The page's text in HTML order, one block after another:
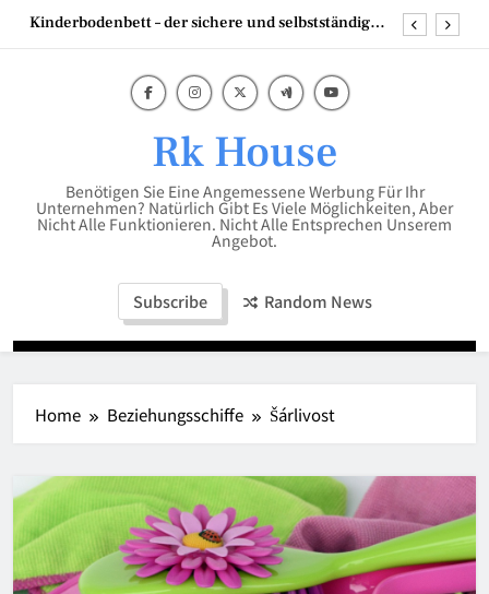
SkipKinderbodenbett – der sichere und selbstständige
Scheren Stehtisch in 110 cm hoch – die perfekte
Lösung für flexible Events
Die besten Strategien mit Backlinks Pakete für
Kinderbodenbett – der sichere und selbstständige
Start ins Schlafabenteuer
Rk House
Benötigen Sie Eine Angemessene Werbung Für Ihr
Unternehmen? Natürlich Gibt Es Viele Möglichkeiten, Aber
Nicht Alle Funktionieren. Nicht Alle Entsprechen Unserem
Angebot.
Subscribe Random News
Home Beziehungsschiffe Šárlivost